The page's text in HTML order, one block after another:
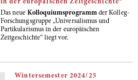
in der europäischen Zeitgeschichte“
Das neue Kolloquiumsprogramm der Kolleg-
Forschungsgruppe „Universalismus und
Partikularismus in der europäischen
Zeitgeschichte“ liegt vor.
Wintersemester 2024/25